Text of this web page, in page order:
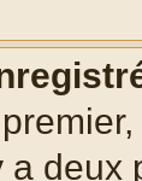
a deux